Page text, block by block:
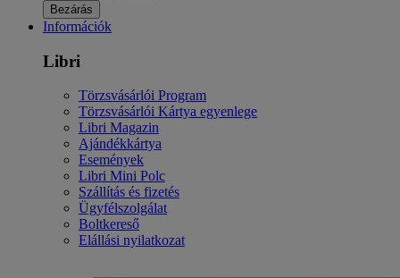
Bezárás
Információk
Libri
Törzsvásárlói Program
Törzsvásárlói Kártya egyenlege
Libri Magazin
Ajándékkártya
Események
Libri Mini Polc
Szállítás és fizetés
Ügyfélszolgálat
Boltkereső
Elállási nyilatkozat